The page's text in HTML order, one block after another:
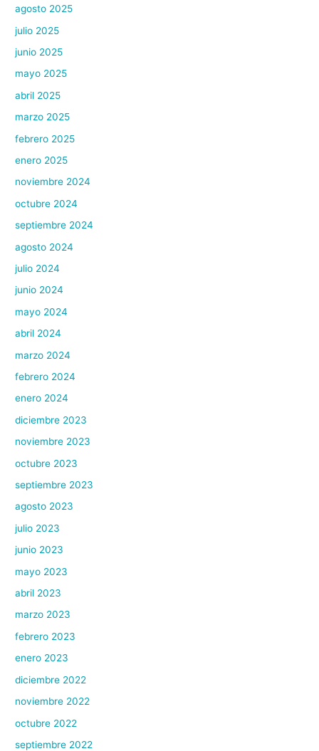
agosto 2025
julio 2025
junio 2025
mayo 2025
abril 2025
marzo 2025
febrero 2025
enero 2025
noviembre 2024
octubre 2024
septiembre 2024
agosto 2024
julio 2024
junio 2024
mayo 2024
abril 2024
marzo 2024
febrero 2024
enero 2024
diciembre 2023
noviembre 2023
octubre 2023
septiembre 2023
agosto 2023
julio 2023
junio 2023
mayo 2023
abril 2023
marzo 2023
febrero 2023
enero 2023
diciembre 2022
noviembre 2022
octubre 2022
septiembre 2022